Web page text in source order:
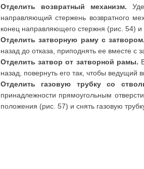
Отделить возвратный механизм.
направляющий стержень возвратного
конец направляющего стержня (рис. 54) и
Отделить затворную раму с затвором.
назад до отказа, приподнять ее вместе с
Отделить затвор от затворной рамы.
назад, повернуть его так, чтобы ведущий
Отделить газовую трубку со
принадлежности прямоугольным
положения (рис. 57) и снять газовую